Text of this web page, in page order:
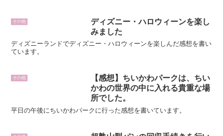
その他
ディズニー・ハロウィーンを楽し
みました
ディズニーランドでディズニー・ハロウィーンを楽しんだ感想を書い
ています。
その他
【感想】ちいかわパークは、ちい
かわの世界の中に入れる貴重な場
所でした。
平日の午後にちいかわパークに行った感想を書いています。